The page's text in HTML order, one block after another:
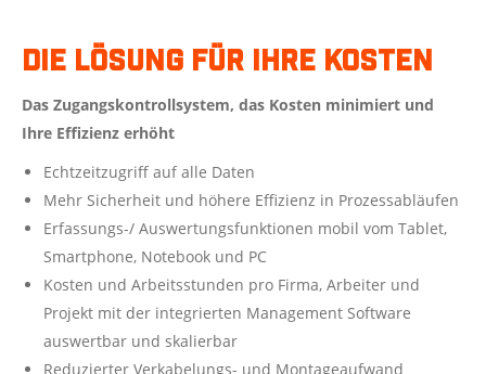
Die Lösung für Ihre Kosten
Das Zugangskontrollsystem, das Kosten minimiert und
Ihre Effizienz erhöht
Echtzeitzugriff auf alle Daten
Mehr Sicherheit und höhere Effizienz in Prozessabläufen
Erfassungs-/ Auswertungsfunktionen mobil vom Tablet,
Smartphone, Notebook und PC
Kosten und Arbeitsstunden pro Firma, Arbeiter und
Projekt mit der integrierten Management Software
auswertbar und skalierbar
Reduzierter Verkabelungs- und Montageaufwand